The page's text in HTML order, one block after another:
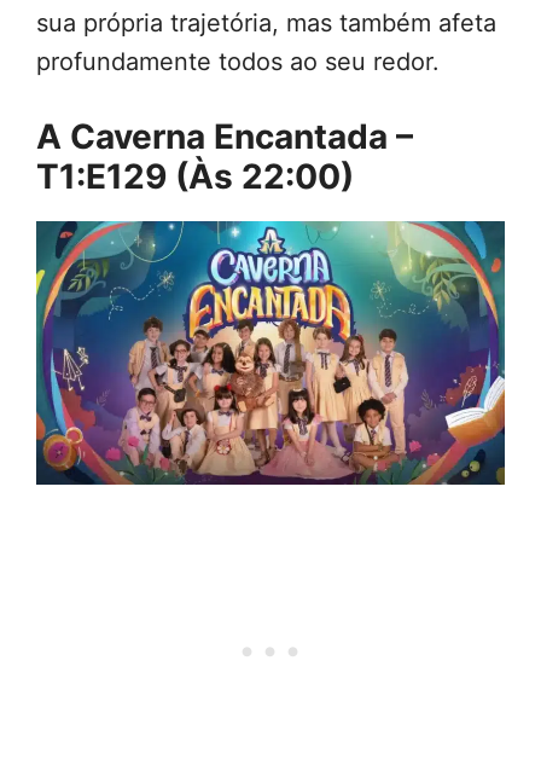
sua própria trajetória, mas também afeta
profundamente todos ao seu redor.
A Caverna Encantada –
T1:E129 (Às 22:00)